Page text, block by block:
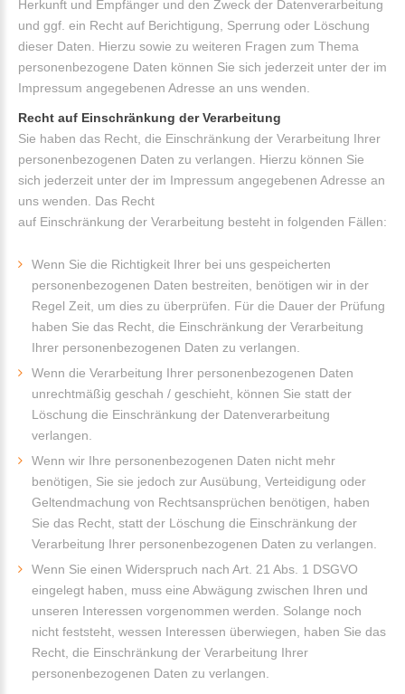
Herkunft und Empfänger und den Zweck der Datenverarbeitung
und ggf. ein Recht auf Berichtigung, Sperrung oder Löschung
dieser Daten. Hierzu sowie zu weiteren Fragen zum Thema
personenbezogene Daten können Sie sich jederzeit unter der im
Impressum angegebenen Adresse an uns wenden.
Recht auf Einschränkung der Verarbeitung
Sie haben das Recht, die Einschränkung der Verarbeitung Ihrer
personenbezogenen Daten zu verlangen. Hierzu können Sie
sich jederzeit unter der im Impressum angegebenen Adresse an
uns wenden. Das Recht
auf Einschränkung der Verarbeitung besteht in folgenden Fällen:
Wenn Sie die Richtigkeit Ihrer bei uns gespeicherten
personenbezogenen Daten bestreiten, benötigen wir in der
Regel Zeit, um dies zu überprüfen. Für die Dauer der Prüfung
haben Sie das Recht, die Einschränkung der Verarbeitung
Ihrer personenbezogenen Daten zu verlangen.
Wenn die Verarbeitung Ihrer personenbezogenen Daten
unrechtmäßig geschah / geschieht, können Sie statt der
Löschung die Einschränkung der Datenverarbeitung
verlangen.
Wenn wir Ihre personenbezogenen Daten nicht mehr
benötigen, Sie sie jedoch zur Ausübung, Verteidigung oder
Geltendmachung von Rechtsansprüchen benötigen, haben
Sie das Recht, statt der Löschung die Einschränkung der
Verarbeitung Ihrer personenbezogenen Daten zu verlangen.
Wenn Sie einen Widerspruch nach Art. 21 Abs. 1 DSGVO
eingelegt haben, muss eine Abwägung zwischen Ihren und
unseren Interessen vorgenommen werden. Solange noch
nicht feststeht, wessen Interessen überwiegen, haben Sie das
Recht, die Einschränkung der Verarbeitung Ihrer
personenbezogenen Daten zu verlangen.